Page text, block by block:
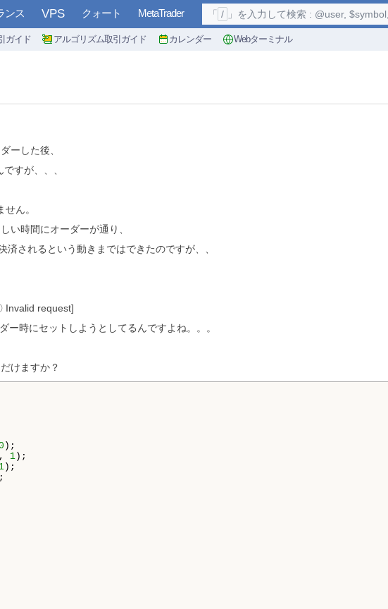
ンス VPS クォート MetaTrader
ガイド アルゴリズム取引ガイド カレンダー Webターミナル
「 / 」を入力して検索 : @user, $symbol,
ーした後、
すが、、、
ん。
い時間にオーダーが通り、
されるという動きまではできたのですが、、
Invalid request]
ー時にセットしようとしてるんですよね。。。
けますか？
);
, 1 );
1 );